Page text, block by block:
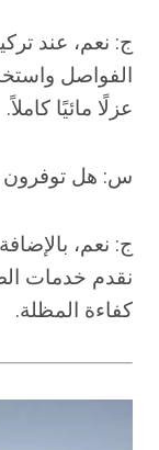
ج: نعم، عند
الفواصل
عزلًا مائيًا كاملاً.
س: هل توفرون
ج: نعم،
نقدم خدمات
كفاءة المظلة.